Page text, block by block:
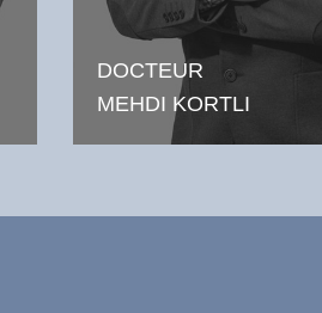
DOCTEUR
MEHDI KORTLI